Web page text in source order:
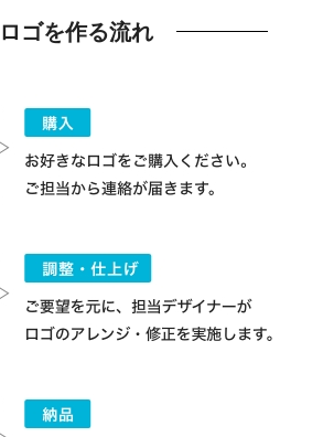
ロゴを作る流れ